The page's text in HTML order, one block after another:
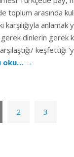
toplum arasında
karşılığıyla
dinlerin gerek
keşfettiği
oku… →
2 3